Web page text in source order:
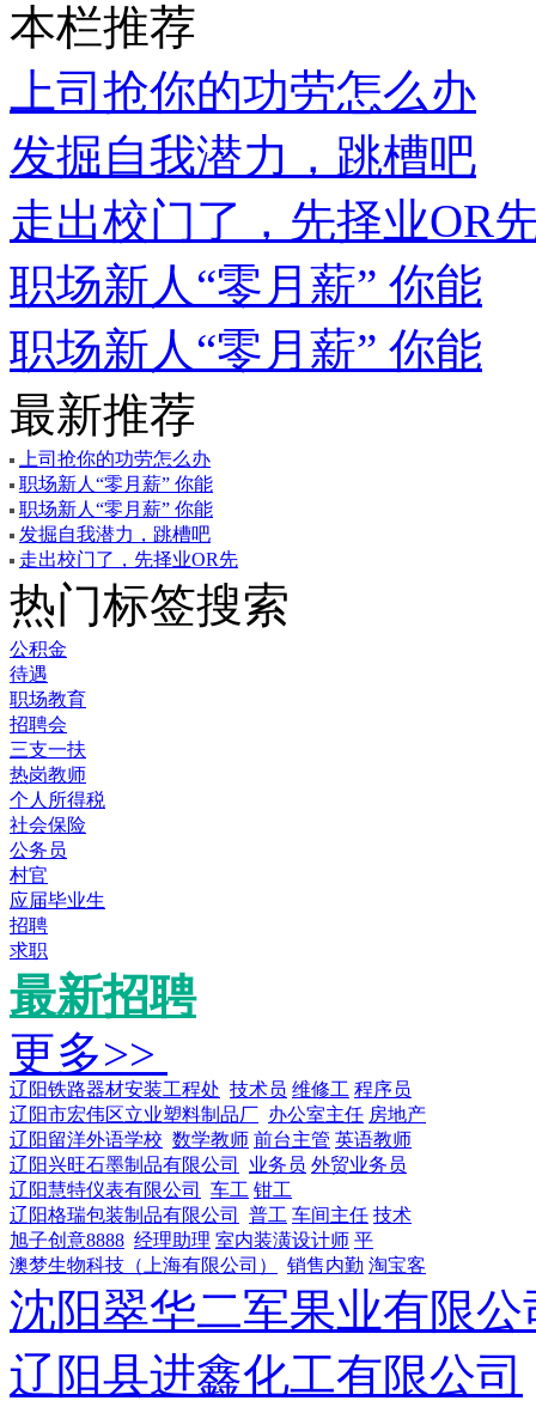
本栏推荐
上司抢你的功劳怎么办
发掘自我潜力，跳槽吧
走出校门了，先择业OR
职场新人“零月薪” 你能
职场新人“零月薪” 你能
最新推荐
上司抢你的功劳怎么办
职场新人“零月薪” 你能
职场新人“零月薪” 你能
发掘自我潜力，跳槽吧
走出校门了，先择业OR先
热门标签搜索
公积金
待遇
职场教育
招聘会
三支一扶
热岗教师
个人所得税
社会保险
公务员
村官
应届毕业生
招聘
求职
最新招聘
更多>>
辽阳铁路器材安装工程处 技术员 维修工 程序员
辽阳市宏伟区立业塑料制品厂 办公室主任 房地产
辽阳留洋外语学校 数学教师 前台主管 英语教师
辽阳兴旺石墨制品有限公司
业务员 外贸业务员
辽阳慧特仪表有限公司
车工 钳工
辽阳格瑞包装制品有限公司
普工 车间主任 技术
旭子创意8888 经理助理 室内装潢设计师 平
澳梦生物科技（上海有限公司）
销售内勤 淘宝客
沈阳翠华二军果业有限公
辽阳县进鑫化工有限公司